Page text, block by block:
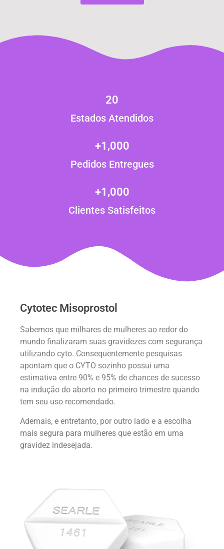
Estados Atendidos
20
Pedidos Entregues
+1,000
Clientes Satisfeitos
+1,000
Cytotec Misoprostol
Sabemos que milhares de mulheres ao redor do
mundo finalizaram suas gravidezes com segurança
utilizando cyto. Consequentemente pesquisas
apontam que o CYTO sozinho possui uma
estimativa entre 90% e 95% de chances de sucesso
na indução do aborto no primeiro trimestre quando
tem seu uso recomendado.
Ademais, e entretanto, por outro lado e a escolha
mais segura para mulheres que estão em uma
gravidez indesejada.